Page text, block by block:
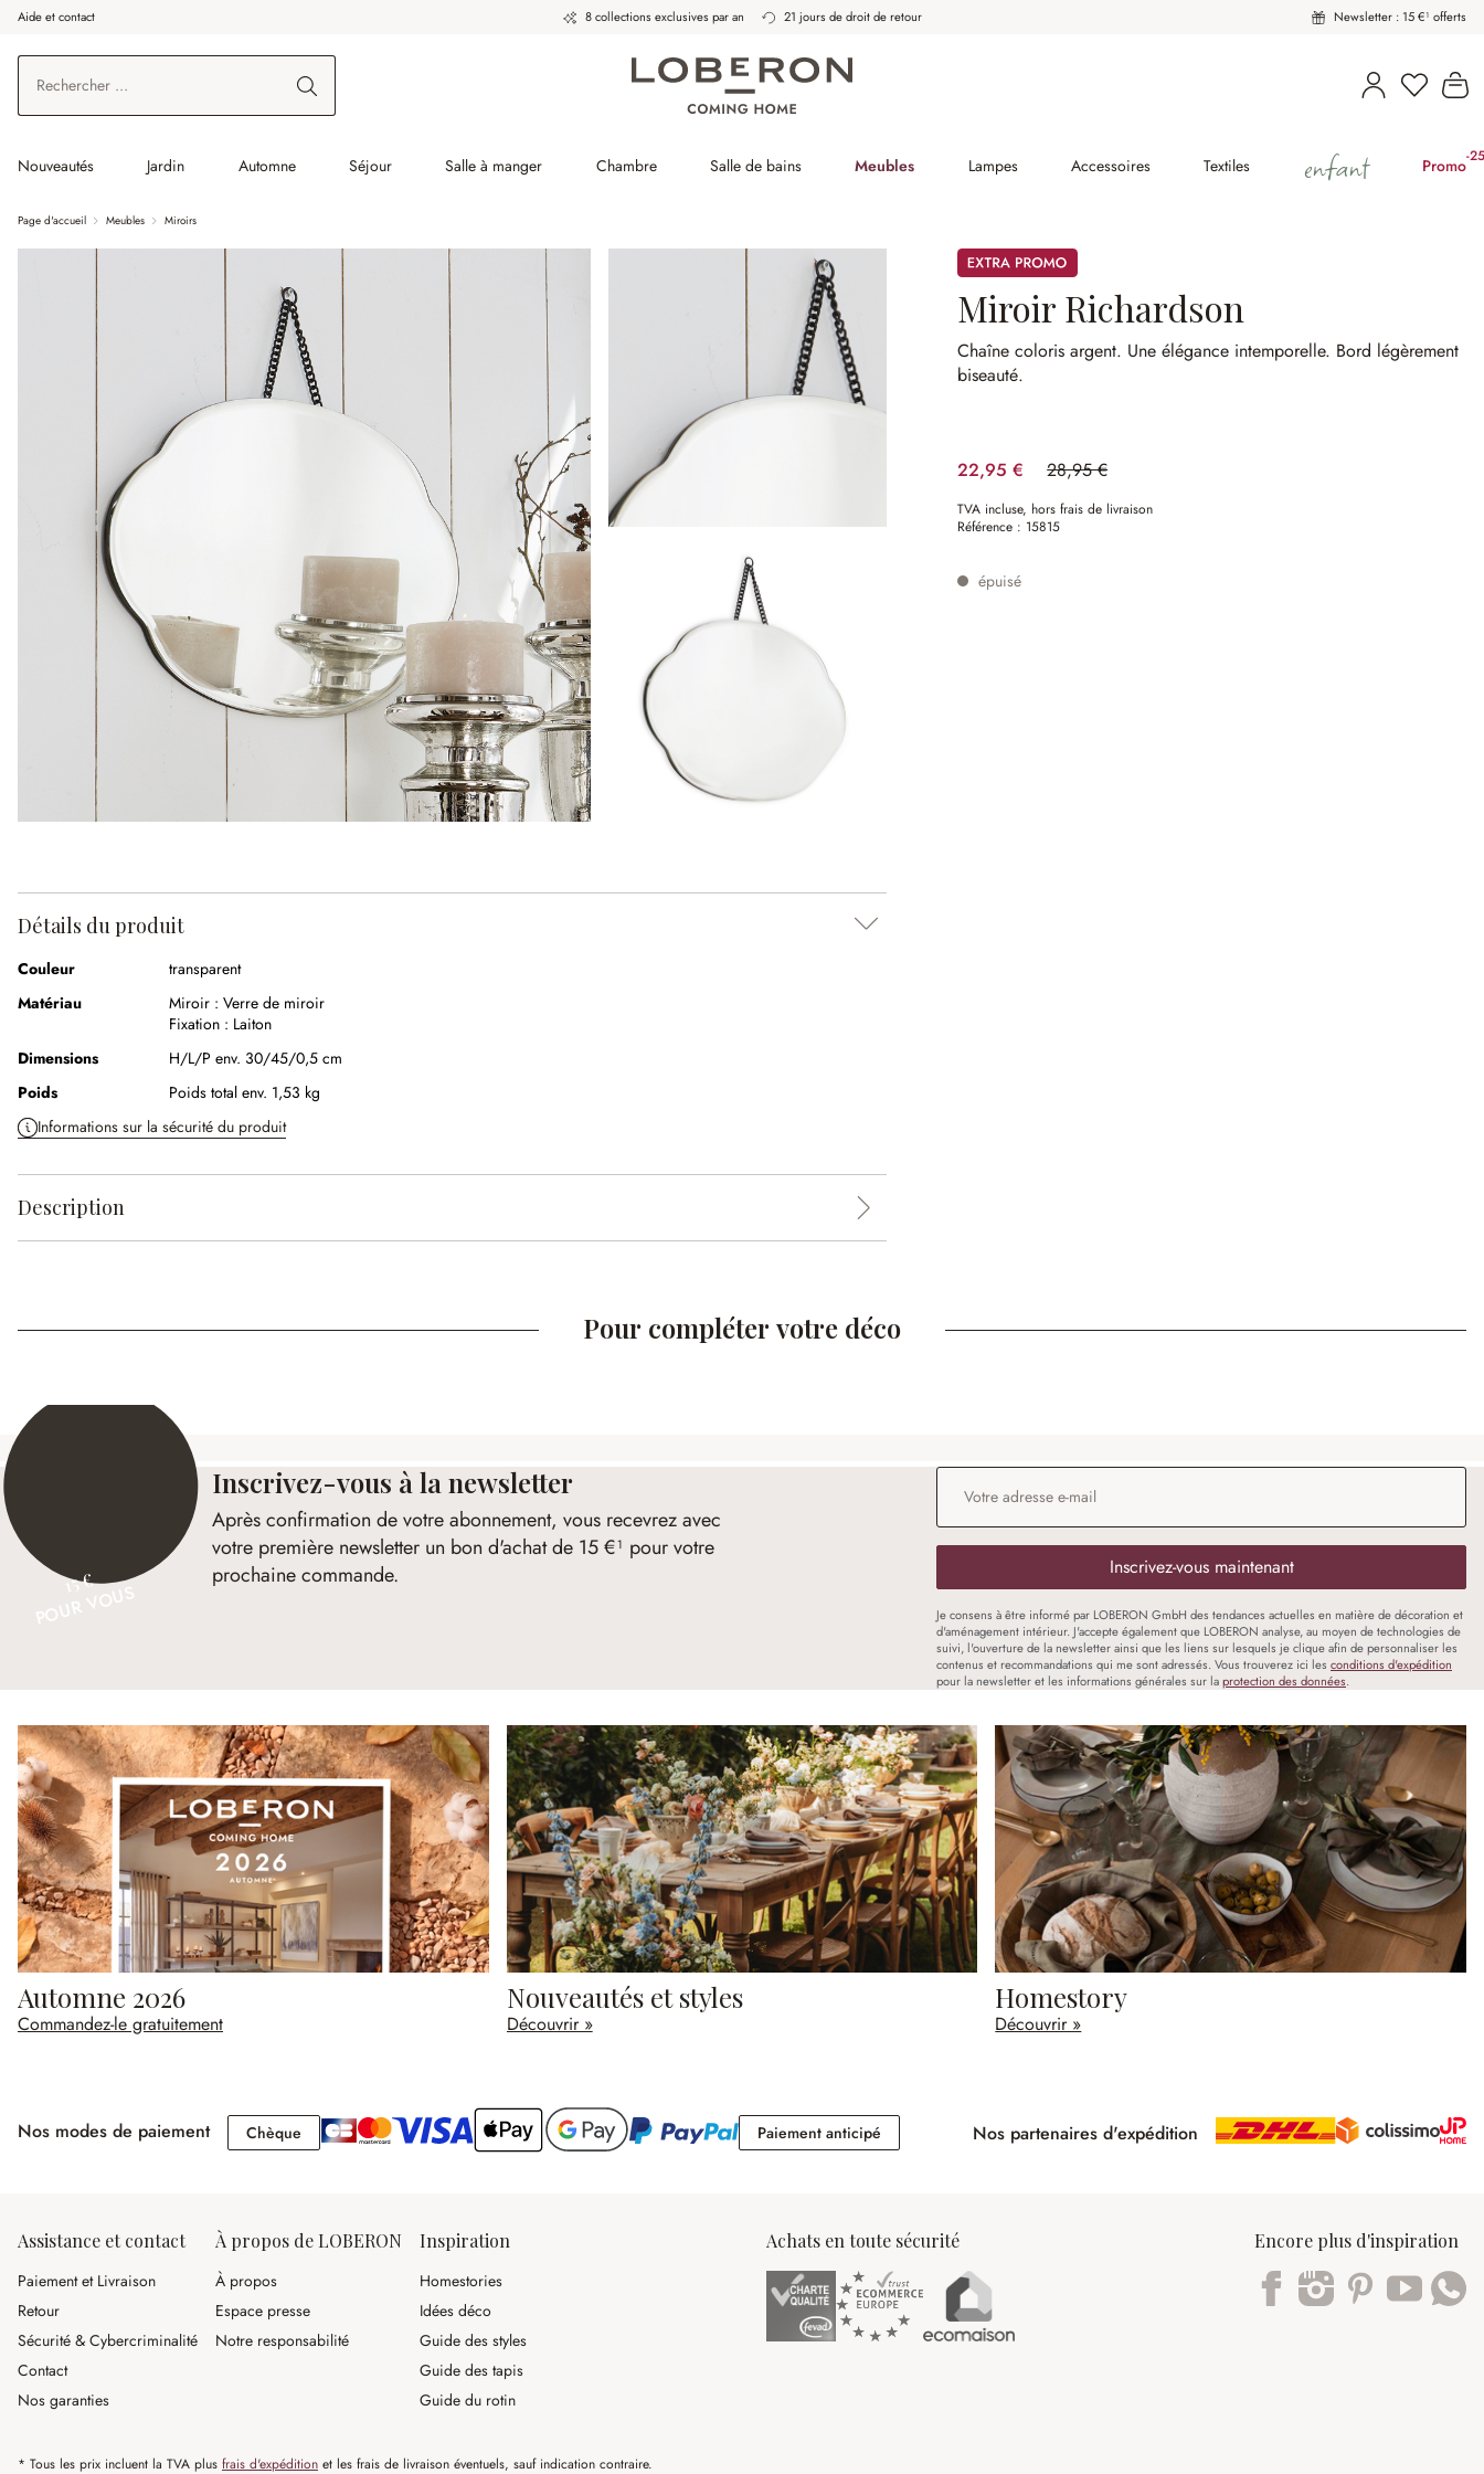
au contenu principal
Aller à la recherche
Aller à la navigation principale
Aide et contact 8 collections exclusives par an 21 jours de droit de retour Newsletter : 15 €¹ offerts
Vous
Nouveautés Jardin Automne Séjour Salle à manger Chambre Salle de bains Meubles Lampes Accessoires Textiles enfant Promo-
Page d'accueil Meubles Miroirs
Promos
Miroir Richardson
Chaîne coloris argent. Une élégance intemporelle. Bord légèrement
biseauté.
22,95 € 28,95 €
(20.73%spared)
TVA incluse, hors frais de livraison
Référence : 15815
épuisé
Détails du produit
Couleur
transparent
Matériau
Miroir : Verre de miroir
Fixation : Laiton
Dimensions
H/L/P env. 30/45/0,5 cm
Poids
Poids total env. 1,53 kg
Informations sur la sécurité du produit
Description
Pour compléter votre déco
15 €
Inscrivez-vous à la newsletter
Après confirmation de votre abonnement, vous recevrez avec
votre première newsletter un bon d'achat de 15 €¹ pour votre
prochaine commande.
Adresse e-mail
Inscrivez-vous maintenant
Je consens à être informé par LOBERON GmbH des tendances actuelles en matière de décoration et
d'aménagement intérieur. J'accepte également que LOBERON analyse, au moyen de technologies de
suivi, l'ouverture de la newsletter ainsi que les liens sur lesquels je clique afin de personnaliser les
contenus et recommandations qui me sont adressés. Vous trouverez ici les conditions d'expédition
pour la newsletter et les informations générales sur laprotection des données.
Automne 2026
Commandez-le gratuitement
Nouveautés et styles
Découvrir »
Homestory
Découvrir »
Nos modes de paiement Chèque Chèque Paiement anticipéPaiement anticipéNos partenaires d'expédition
Assistance et contact
Paiement et Livraison
Retour
Sécurité & Cybercriminalité
Contact
Nos garanties
À propos de LOBERON
À propos
Espace presse
Notre responsabilité
Inspiration
Homestories
Idées déco
Guide des styles
Guide des tapis
Guide du rotin
Achats en toute sécurité Encore plus d'inspiration
* Tous les prix incluent la TVA plus frais d'expédition et les frais de livraison éventuels, sauf indication contraire.